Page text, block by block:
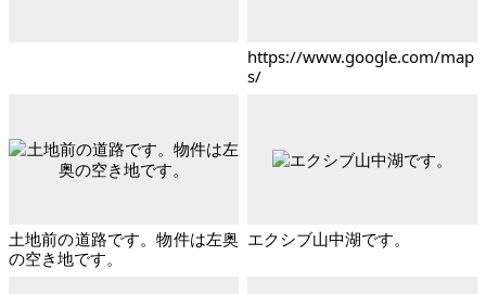
https://www.google.com/map
s/
土地前の道路です。物件は左奥
の空き地です。
エクシブ山中湖です。